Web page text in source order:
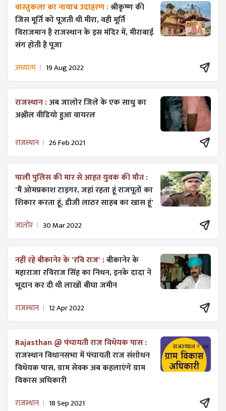
वास्तुकला का नायाब उदाहरण :श्रीकृष्ण की
जिस मूर्ति को पूजती थी मीरा, वही मूर्ति
विराजमान है राजस्थान के इस मंदिर में, मीराबाई
संग होती है पूजा
अध्यात्म 19 Aug 2022
राजस्थान :अब जालोर जिले के एक साधु का
अश्लील वीडियो हुआ वायरल
राजस्थान 26 Feb 2021
पाली पुलिस की मार से आहत युवक की मौत :
'मैं ओमप्रकाश टाइगर, जहां रहता हूं राजपूतों का
शिकार करता हूं, डीजी लाठर साहब का खास हूं'
जालोर 30 Mar 2022
नहीं रहे बीकानेर के 'रवि राज' :बीकानेर के
महाराजा रविराज सिंह का निधन, इनके दादा ने
भूदान कर दी थी लाखों बीघा जमीन
राजस्थान 12 Apr 2022
Rajasthan @ पंचायती राज विधेयक पास :
राजस्थान विधानसभा में पंचायती राज ​संशोधन
विधेयक पास, ग्राम सेवक अब कहलाएंगे ग्राम
विकास अधिकारी
राजस्थान 18 Sep 2021